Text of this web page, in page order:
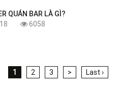
QUÁN BAR LÀ GÌ?
6058
1 2 3 > Last ›